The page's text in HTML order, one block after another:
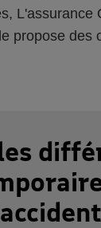
propose des